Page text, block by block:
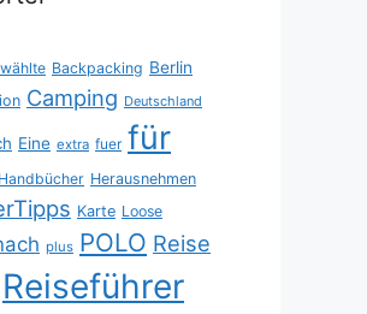
Backpacking Berlin
Camping Deutschland
Eine extra fuer für
Handbücher Herausnehmen
Karte Loose
plus POLO Reise
Reiseführer